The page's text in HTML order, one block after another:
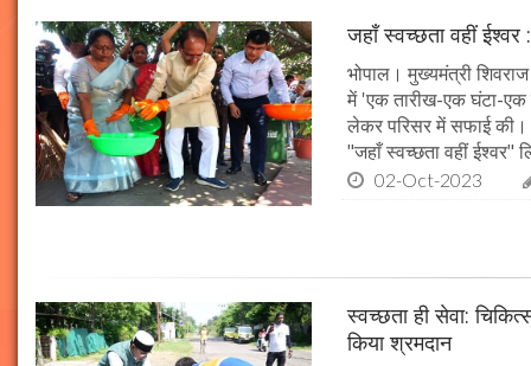
जहाँ स्वच्छता वहीं ईश्वर
भोपाल। मुख्यमंत्री
में 'एक तारीख-एक घंटा-एक
लेकर परिसर में सफाई की।
"जहाँ स्वच्छता वहीं ईश्वर"
02-Oct-2023
स्वच्छता ही सेवा:
किया श्रमदान